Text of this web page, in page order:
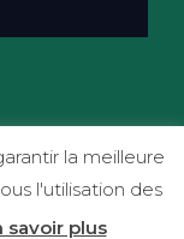
-
la meilleure
l'utilisation des
savoir plus